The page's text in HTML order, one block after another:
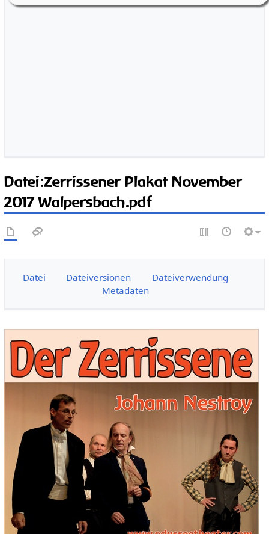
Datei:Zerrissener Plakat November
2017 Walpersbach.pdf
Datei Dateiversionen
Dateiverwendung
Metadaten